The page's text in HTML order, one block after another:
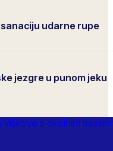
udarne rupe
jezgre u punom jeku